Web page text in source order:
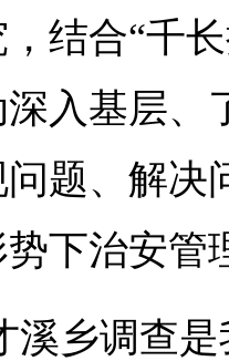
结合“千
深入基层、
题、解决
势下治安管
溪乡调查